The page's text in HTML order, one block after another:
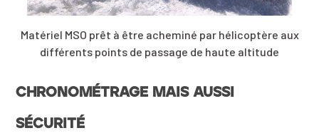
Matériel MSO prêt à être acheminé par hélicoptère aux
différents points de passage de haute altitude
CHRONOMÉTRAGE MAIS AUSSI
SÉCURITÉ